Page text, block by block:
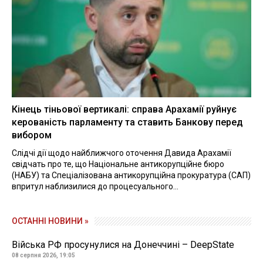
Кінець тіньової вертикалі: справа Арахамії руйнує
керованість парламенту та ставить Банкову перед
вибором
Слідчі дії щодо найближчого оточення Давида Арахамії
свідчать про те, що Національне антикорупційне бюро
(НАБУ) та Спеціалізована антикорупційна прокуратура (САП)
впритул наблизилися до процесуального...
ОСТАННІ НОВИНИ »
Війська РФ просунулися на Донеччині – DeepState
08 серпня 2026, 19:05